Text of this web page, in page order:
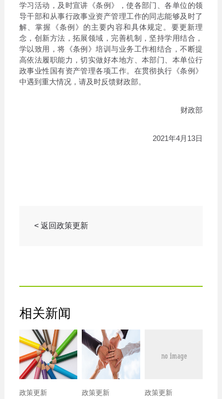
学习活动，及时宣讲《条例》，使各部门、各单位的领
导干部和从事行政事业资产管理工作的同志能够及时了
解、掌握《条例》的主要内容和具体规定。要更新理
念，创新方法，拓展领域，完善机制，坚持学用结合，
学以致用，将《条例》培训与业务工作相结合，不断提
高依法履职能力，切实做好本地方、本部门、本单位行
政事业性国有资产管理各项工作。在贯彻执行《条例》
中遇到重大情况，请及时反馈财政部。
财政部
2021年4月13日
< 返回政策更新
相关新闻
政策更新 政策更新 政策更新